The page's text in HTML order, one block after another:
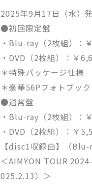
2025年9月17日（水）
●初回限定盤
・Blu-ray（2枚組）：
・DVD（2枚組）：￥
＊特殊パッケージ仕様
＊豪華56Pフォトブッ
●通常盤
・Blu-ray（2枚組）：
・DVD（2枚組）：￥
【disc1収録曲】（Blu-
＜AIMYON TOUR
025.2.13）＞